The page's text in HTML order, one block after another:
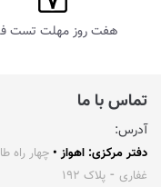
هفت روز مهلت تست
تماس با ما
آدرس:
دفتر مرکزی: اهواز • چهار راه
غفاری ⁃ پلاک ۱۹۲